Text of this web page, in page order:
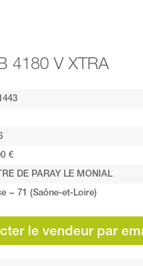
4180 V XTRA
€
DE PARAY LE MONIAL
− 71 (Saône-et-Loire)
le vendeur par